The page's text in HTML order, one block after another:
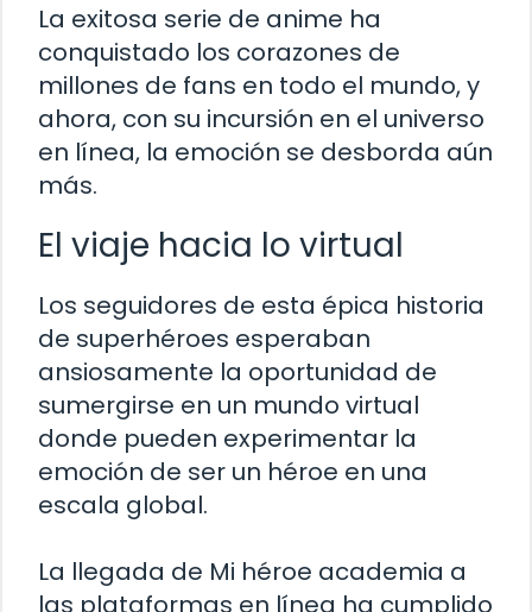
La exitosa serie de anime ha
conquistado los corazones de
millones de fans en todo el mundo, y
ahora, con su incursión en el universo
en línea, la emoción se desborda aún
más.
El viaje hacia lo virtual
Los seguidores de esta épica historia
de superhéroes esperaban
ansiosamente la oportunidad de
sumergirse en un mundo virtual
donde pueden experimentar la
emoción de ser un héroe en una
escala global.
La llegada de Mi héroe academia a
las plataformas en línea ha cumplido